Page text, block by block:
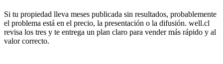
Si tu propiedad lleva meses publicada sin resultados, probablemente
el problema está en el precio, la presentación o la difusión. well.cl
revisa los tres y te entrega un plan claro para vender más rápido y al
valor correcto.